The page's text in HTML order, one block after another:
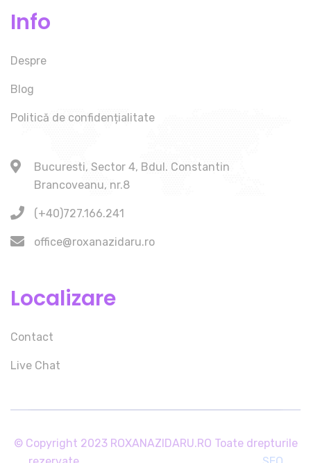
Info
Despre
Blog
Politică de confidențialitate
Bucuresti, Sector 4, Bdul. Constantin
Brancoveanu, nr.8
(+40)727.166.241
office@roxanazidaru.ro
Localizare
Contact
Live Chat
© Copyright 2023 ROXANAZIDARU.RO Toate drepturile